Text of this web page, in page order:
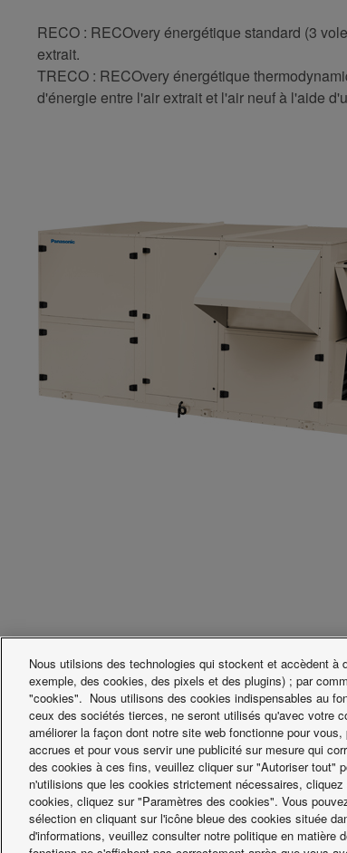
RECO : RECOvery énergétique standard (3
extrait.
TRECO : RECOvery énergétique
d'énergie entre l'air extrait et l'air neuf à l'aide
Facebook Instagram Youtube
LinkedIn
A propos de nous
Contact & Support
Informations caractéristiques environnementales
Nous utilsions des technologies qui stockent et accèdent
exemple, des cookies, des pixels et des plugins) ; par
"cookies". Nous utilisons des cookies indispensables au
ceux des sociétés tierces, ne seront utilisés qu'avec votre
améliorer la façon dont notre site web fonctionne pour
accrues et pour vous servir une publicité sur mesure qui
des cookies à ces fins, veuillez cliquer sur "Autoriser tout"
n'utilisions que les cookies strictement nécessaires,
cookies, cliquez sur "Paramètres des cookies". Vous
sélection en cliquant sur l'icône bleue des cookies située
d'informations, veuillez consulter notre politique en matière